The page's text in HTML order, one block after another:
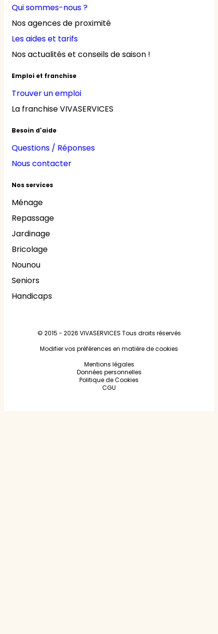
Qui sommes-nous ?
Nos agences de proximité
Les aides et tarifs
Nos actualités et conseils de saison !
Emploi et franchise
Trouver un emploi
La franchise VIVASERVICES
Besoin d'aide
Questions / Réponses
Nous contacter
Nos services
Ménage
Repassage
Jardinage
Bricolage
Nounou
Seniors
Handicaps
© 2015 - 2026 VIVASERVICES Tous droits réservés
Modifier vos préférences en matière de cookies
Mentions légales
Données personnelles
Politique de Cookies
CGU